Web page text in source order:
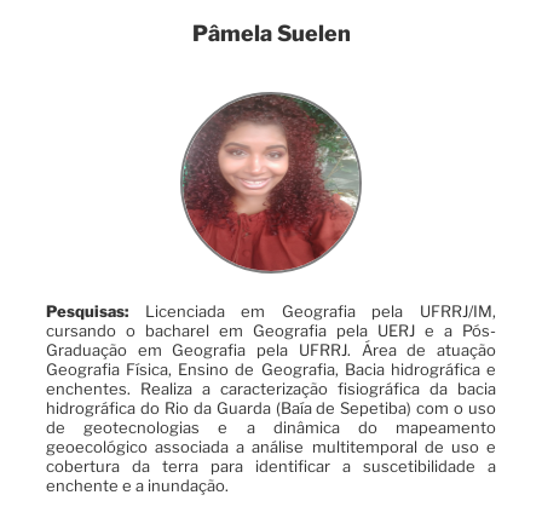
Pâmela Suelen
Pesquisas: Licenciada em Geografia pela UFRRJ/IM,
cursando o bacharel em Geografia pela UERJ e a Pós-
Graduação em Geografia pela UFRRJ. Área de atuação
Geografia Física, Ensino de Geografia, Bacia hidrográfica e
enchentes. Realiza a caracterização fisiográfica da bacia
hidrográfica do Rio da Guarda (Baía de Sepetiba) com o uso
de geotecnologias e a dinâmica do mapeamento
geoecológico associada a análise multitemporal de uso e
cobertura da terra para identificar a suscetibilidade a
enchente e a inundação.